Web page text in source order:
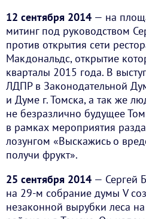
12 сентября 2014 — на
митинг под руководством
против открытия сети
Макдональдс, открытие
кварталы 2015 года. В
ЛДПР в Законодательной
и Думе г. Томска, а так же
не безразлично будущее
в рамках мероприятия
лозунгом «Выскажись о
получи фрукт».
25 сентября 2014 — Сергей
на 29-м собрание думы V
незаконной вырубки леса